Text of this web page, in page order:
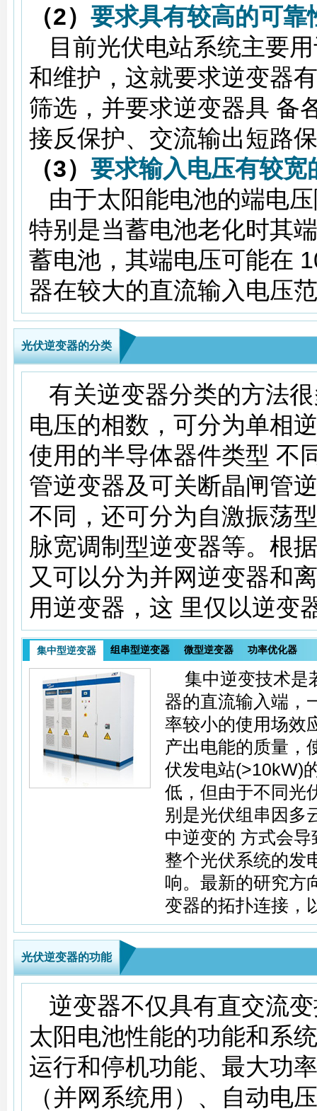
（2） 要求具有较高的可靠
目前光伏电站系统主要
和维护，这就要求逆变器
筛选，并要求逆变器具 备
接反保护、交流输出短路
（3） 要求输入电压有较宽
由于太阳能电池的端电
特别是当蓄电池老化时其
蓄电池，其端电压可能在
器在较大的直流输入电压
光伏逆变器的分类
有关逆变器分类的方法
电压的相数，可分为单相
使用的半导体器件类型 不
管逆变器及可关断晶闸管
不同，还可分为自激振荡
脉宽调制型逆变器等。根
又可以分为并网逆变器和
用逆变器，这 里仅以逆变
集中型逆变器 组串型逆变器 微型逆变器 功率优化器
集中逆变技术是
器的直流输入端，
率较小的使用场效
产出电能的质量，
伏发电站(>10kW)
低，但由于不同光
别是光伏组串因多
中逆变的 方式会
整个光伏系统的发
响。最新的研究方
变器的拓扑连接，
光伏逆变器的功能
逆变器不仅具有直交流
太阳电池性能的功能和系
运行和停机功能、最大功
（并网系统用）、自动电